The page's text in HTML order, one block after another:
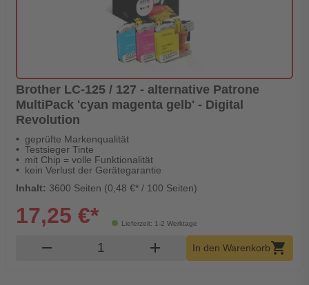
Brother LC-125 / 127 - alternative Patrone
MultiPack 'cyan magenta gelb' - Digital
Revolution
geprüfte Markenqualität
Testsieger Tinte
mit Chip = volle Funktionalität
kein Verlust der Gerätegarantie
Inhalt: 3600 Seiten (0,48 €* / 100 Seiten)
Lieferzeit: 1-2 Werktage
17,25 €*
remove Produkt Warenkorb Menge
add In den Warenkorbshopping_cart